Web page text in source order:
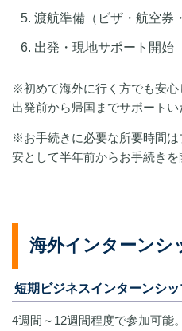
渡航準備（ビザ・航空券
出発・現地サポート開始
※初めて海外に行く方でも安心
出発前から帰国までサポートい
※お手続きに必要な所要時間は
安として半年前からお手続きを
海外インターンシ
短期ビジネスインターンシッ
4週間～ 12週間程度で参加可能